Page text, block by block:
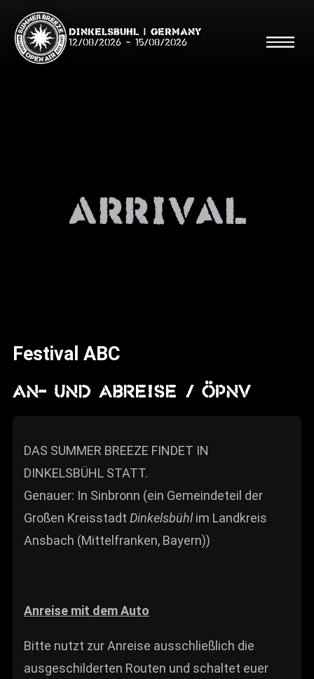
Dinkelsbühl | Germany
12/08/2026 - 15/08/2026
Shop
Info
Media
Kontakt
BARRIEREFREIHEIT
ONLINE
Rückblicke
Galerien
arrival
Festival ABC
An- und Abreise / ÖPNV
DAS SUMMER BREEZE FINDET IN
DINKELSBÜHL STATT.
Genauer: In Sinbronn (ein Gemeindeteil der
Großen Kreisstadt Dinkelsbühlim Landkreis
Ansbach (Mittelfranken, Bayern))
Anreise mit dem Auto
Bitte nutzt zur Anreise ausschließlich die
ausgeschilderten Routen und schaltet euer